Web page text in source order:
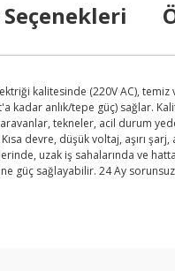
kalitesinde (220V AC),
anlık/tepe güç) sağlar.
tekneler, acil durum
devre, düşük voltaj, aşırı
uzak iş sahalarında ve
güç sağlayabilir. 24 Ay